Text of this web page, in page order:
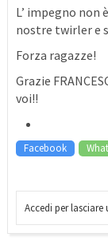
L’ impegno non
nostre twirler e
Forza ragazze!
Grazie
voi!!
Facebook
Accedi per